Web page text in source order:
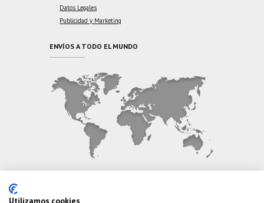
Datos Legales
Publicidad y Marketing
ENVÍOS A TODO EL MUNDO
Utilizamos cookies